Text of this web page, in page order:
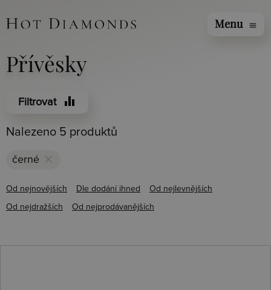
Menu menu
Přívěsky
Filtrovat equalizer
Nalezeno 5 produktů
černé clear
Od nejnovějších Dle dodání ihned Od nejlevnějších
Od nejdražších Od nejprodávanějších